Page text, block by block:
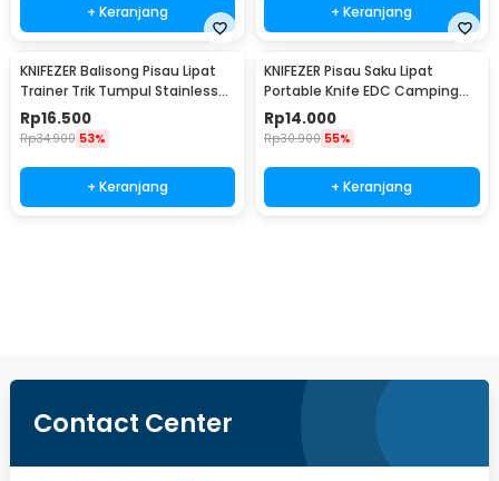
+ Keranjang + Keranjang
KNIFEZER Balisong Pisau Lipat
Trainer Trik Tumpul Stainless
Steel - C27
Rp16.500
Rp34.900 53%
+ Keranjang
KNIFEZER Pisau Saku Lipat
Portable Knife EDC Camping
Survival Steel - CS-ZDD01
Rp14.000
Rp30.900 55%
+ Keranjang
Contact Center